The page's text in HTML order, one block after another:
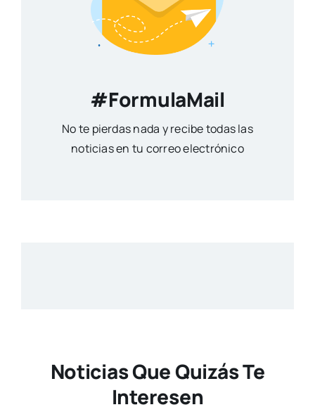
#FormulaMail
No te pierdas nada y recibe todas las
noticias en tu correo electrónico
Noticias Que Quizás Te
Interesen